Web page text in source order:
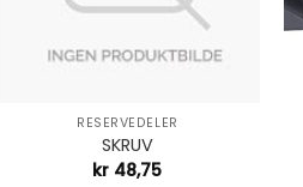
RESERVEDELER
SKRUV
kr 48,75